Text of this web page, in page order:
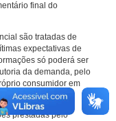
final do
são tratadas de
expectativas de
só poderá ser
da demanda, pelo
consumidor em
prestadas pelo